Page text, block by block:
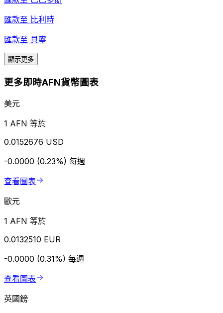
匯款至 比利時
匯款至 貝寧
顯示更多
更多即時AFN貨幣圖表
美元
1 AFN 等於
0.0152676 USD
-0.0000 (0.23%) 每週
查看圖表
歐元
1 AFN 等於
0.0132510 EUR
-0.0000 (0.31%) 每週
查看圖表
英國鎊